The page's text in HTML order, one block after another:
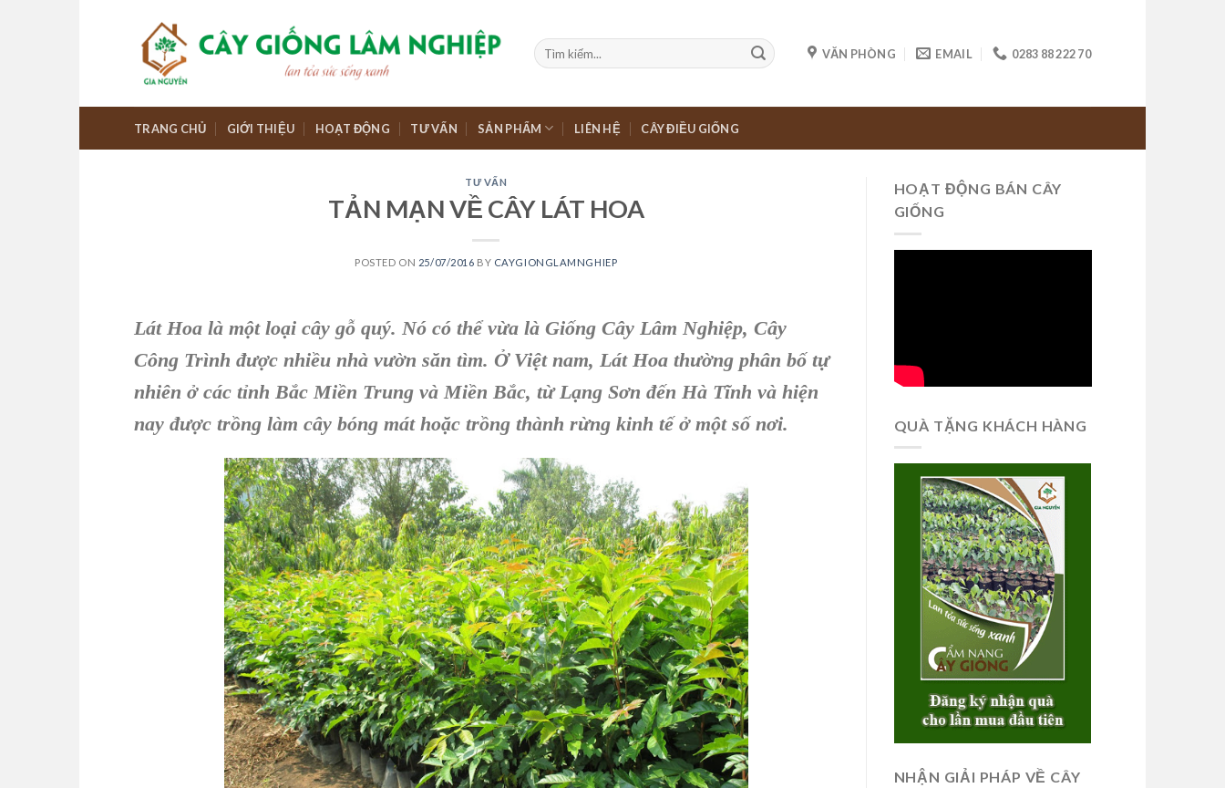
VĂN PHÒNG EMAIL 0283 88 222 70
TRANG CHỦ GIỚI THIỆU HOẠT ĐỘNG TƯ VẤN SẢN PHẨM LIÊN HỆ CÂY ĐIỀU GIỐNG
TƯ VẤN
TẢN MẠN VỀ CÂY LÁT HOA
POSTED ON 25/07/2016 BY CAYGIONGLAMNGHIEP
Lát Hoa là một loại cây gỗ quý. Nó có thể vừa là Giống Cây Lâm Nghiệp, Cây
Công Trình được nhiều nhà vườn săn tìm. Ở Việt nam, Lát Hoa thường phân bố tự
nhiên ở các tỉnh Bắc Miền Trung và Miền Bắc, từ Lạng Sơn đến Hà Tĩnh và hiện
nay được trồng làm cây bóng máthoặc trồng thành rừng kinh tế ở một số nơi.
HOẠT ĐỘNG BÁN CÂY
GIỐNG
QUÀ TẶNG KHÁCH HÀNG
NHẬN GIẢI PHÁP VỀ CÂY